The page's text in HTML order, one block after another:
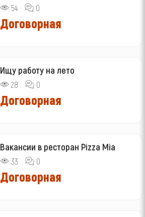
54 0
Договорная
Ищу работу на лето
28 0
Договорная
Вакансии в ресторан Pizza Mia
33 0
Договорная